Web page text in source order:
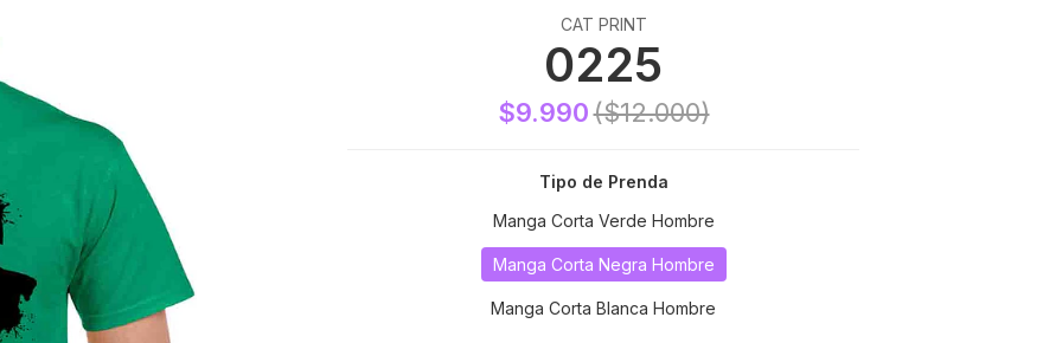
CAT PRINT
0225
$9.990($12.000)
Tipo de Prenda
Manga Corta Verde Hombre
Manga Corta Negra Hombre
Manga Corta Blanca Hombre